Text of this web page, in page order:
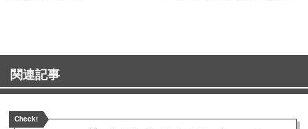
関連記事
Check!